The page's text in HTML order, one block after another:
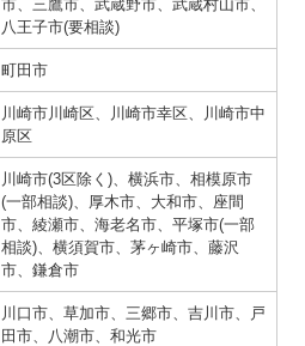
市、三鷹市、武蔵野市、武蔵村山市、
八王子市(要相談)
町田市
川崎市川崎区、川崎市幸区、川崎市中
原区
川崎市(3区除く)、横浜市、相模原市
(一部相談)、厚木市、大和市、座間
市、綾瀬市、海老名市、平塚市(一部
相談)、横須賀市、茅ヶ崎市、藤沢
市、鎌倉市
川口市、草加市、三郷市、吉川市、戸
田市、八潮市、和光市